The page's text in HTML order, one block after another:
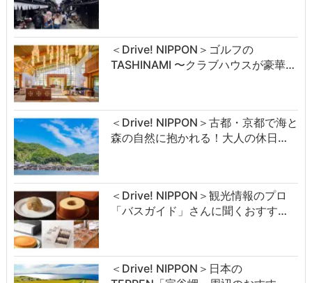
＜Drive! NIPPON＞ゴルフの
TASHINAMI 〜クラブハウスが豪華…
＜Drive! NIPPON＞古都・京都で海と
森の自然に抱かれる！大人の休日…
＜Drive! NIPPON＞観光情報のプロ
「バスガイド」さんに聞くおすす…
＜Drive! NIPPON＞日本の